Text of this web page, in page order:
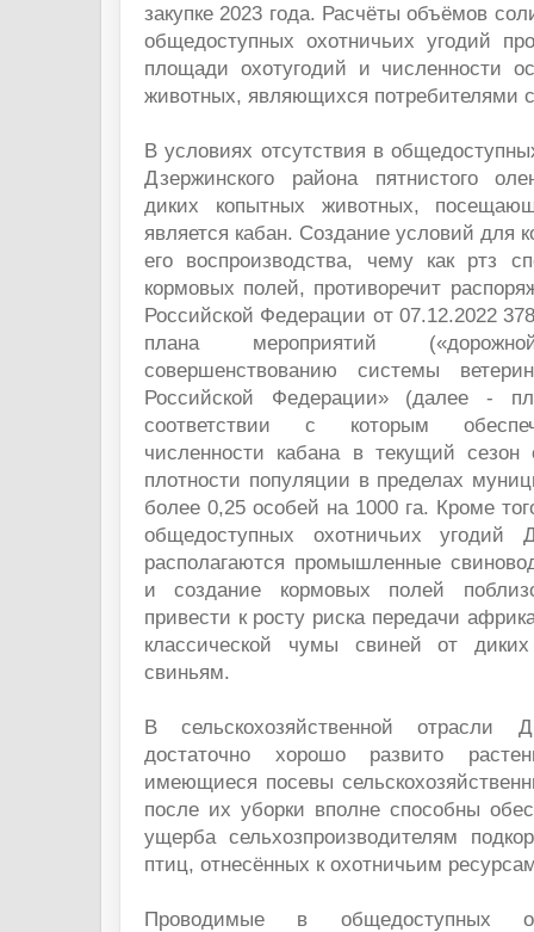
закупке 2023 года. Расчёты объёмов
общедоступных охотничьих угодий
площади охотугодий и численности
животных, являющихся потребителями
В условиях отсутствия в
Дзержинского района пятнистого
диких копытных животных,
является кабан. Создание условий для
его воспроизводства, чему как ртз
кормовых полей, противоречит
Российской Федерации от 07.12.2022
плана мероприятий
совершенствованию системы
Российской Федерации» (далее -
соответствии с которым
численности кабана в текущий сезон
плотности популяции в пределах
более 0,25 особей на 1000 га. Кроме
общедоступных охотничьих угодий
располагаются промышленные
и создание кормовых полей
привести к росту риска передачи
классической чумы свиней от
свиньям.
В сельскохозяйственной отрасли
достаточно хорошо развито
имеющиеся посевы
после их уборки вполне способны
ущерба сельхозпроизводителям
птиц, отнесённых к охотничьим
Проводимые в общедоступных